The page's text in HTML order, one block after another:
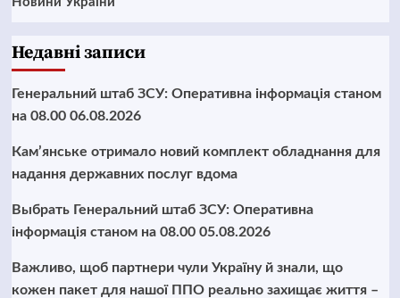
Недавні записи
Генеральний штаб ЗСУ: Оперативна інформація станом
на 08.00 06.08.2026
Кам’янське отримало новий комплект обладнання для
надання державних послуг вдома
Выбрать Генеральний штаб ЗСУ: Оперативна
інформація станом на 08.00 05.08.2026
Важливо, щоб партнери чули Україну й знали, що
кожен пакет для нашої ППО реально захищає життя –